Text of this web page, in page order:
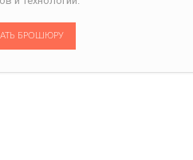
БРОШЮРУ